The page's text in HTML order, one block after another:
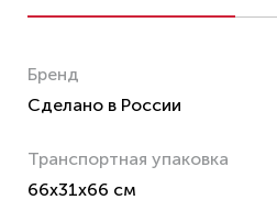
Бренд
Сделано в России
Транспортная упаковка
66x31x66 см